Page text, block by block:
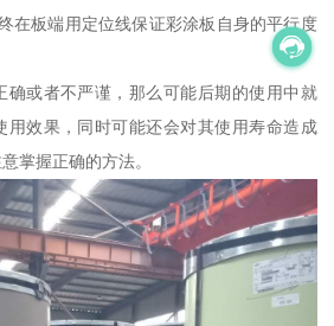
在板端用定位线保证彩涂板自身的平行度
确或者不严谨，那么可能后期的使用中就
用效果，同时可能还会对其使用寿命造成
掌握正确的方法。